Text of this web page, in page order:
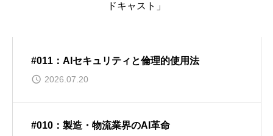
ドキャスト」
#011：AIセキュリティと倫理的使用法
2026.07.20
#010：製造・物流業界のAI革命